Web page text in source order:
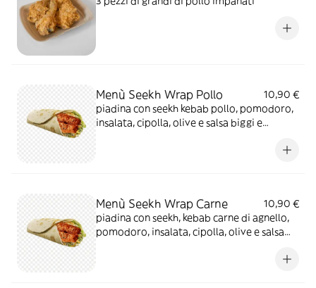
Menù Seekh Wrap Pollo
10,90 €
piadina con seekh kebab pollo, pomodoro,
insalata, cipolla, olive e salsa biggi e
Menù Seekh Wrap Carne
10,90 €
piadina con seekh, kebab carne di agnello,
pomodoro, insalata, cipolla, olive e salsa